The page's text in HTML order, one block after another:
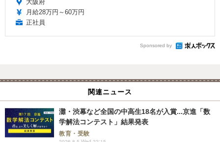
大阪府
月給28万円～60万円
正社員
Sponsored by
関連ニュース
灘・渋幕など全国の中高生18名が入賞...京進「数
学解法コンテスト」結果発表
教育・受験